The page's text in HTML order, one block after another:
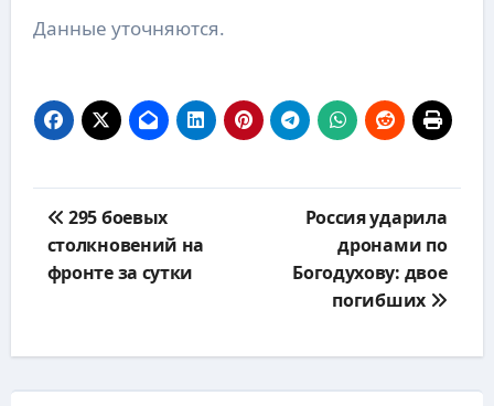
Данные уточняются.
по
записям
295 боевых
столкновений на
фронте за сутки
Россия ударила
дронами по
Богодухову: двое
погибших